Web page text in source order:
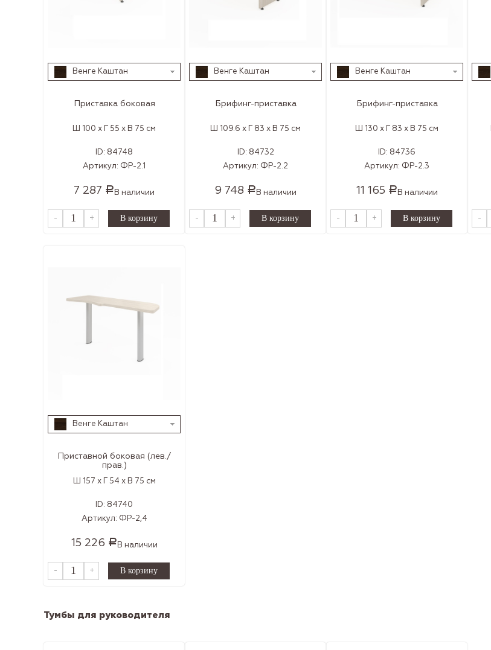
Венге Каштан
Приставка боковая
Ш 100 x Г 55 x В 75 см
ID: 84748
Артикул: ФР-2.1
7 287 Р В наличии
- +
Венге Каштан
Брифинг-приставка
Ш 109.6 x Г 83 x В 75 см
ID: 84732
Артикул: ФР-2.2
9 748 Р В наличии
- +
Венге Каштан
Брифинг-приставка
Ш 130 x Г 83 x В 75 см
ID: 84736
Артикул: ФР-2.3
11 165 Р В наличии
- + -
Венге Каштан
Приставной боковая (лев./
прав.)
Ш 157 x Г 54 x В 75 см
ID: 84740
Артикул: ФР-2,4
15 226 Р В наличии
- +
Тумбы для руководителя